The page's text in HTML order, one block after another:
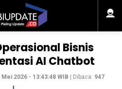
Bisnis
AI Chatbot
Mei 2026 - 13:43:48 WIB | Dibaca: 947